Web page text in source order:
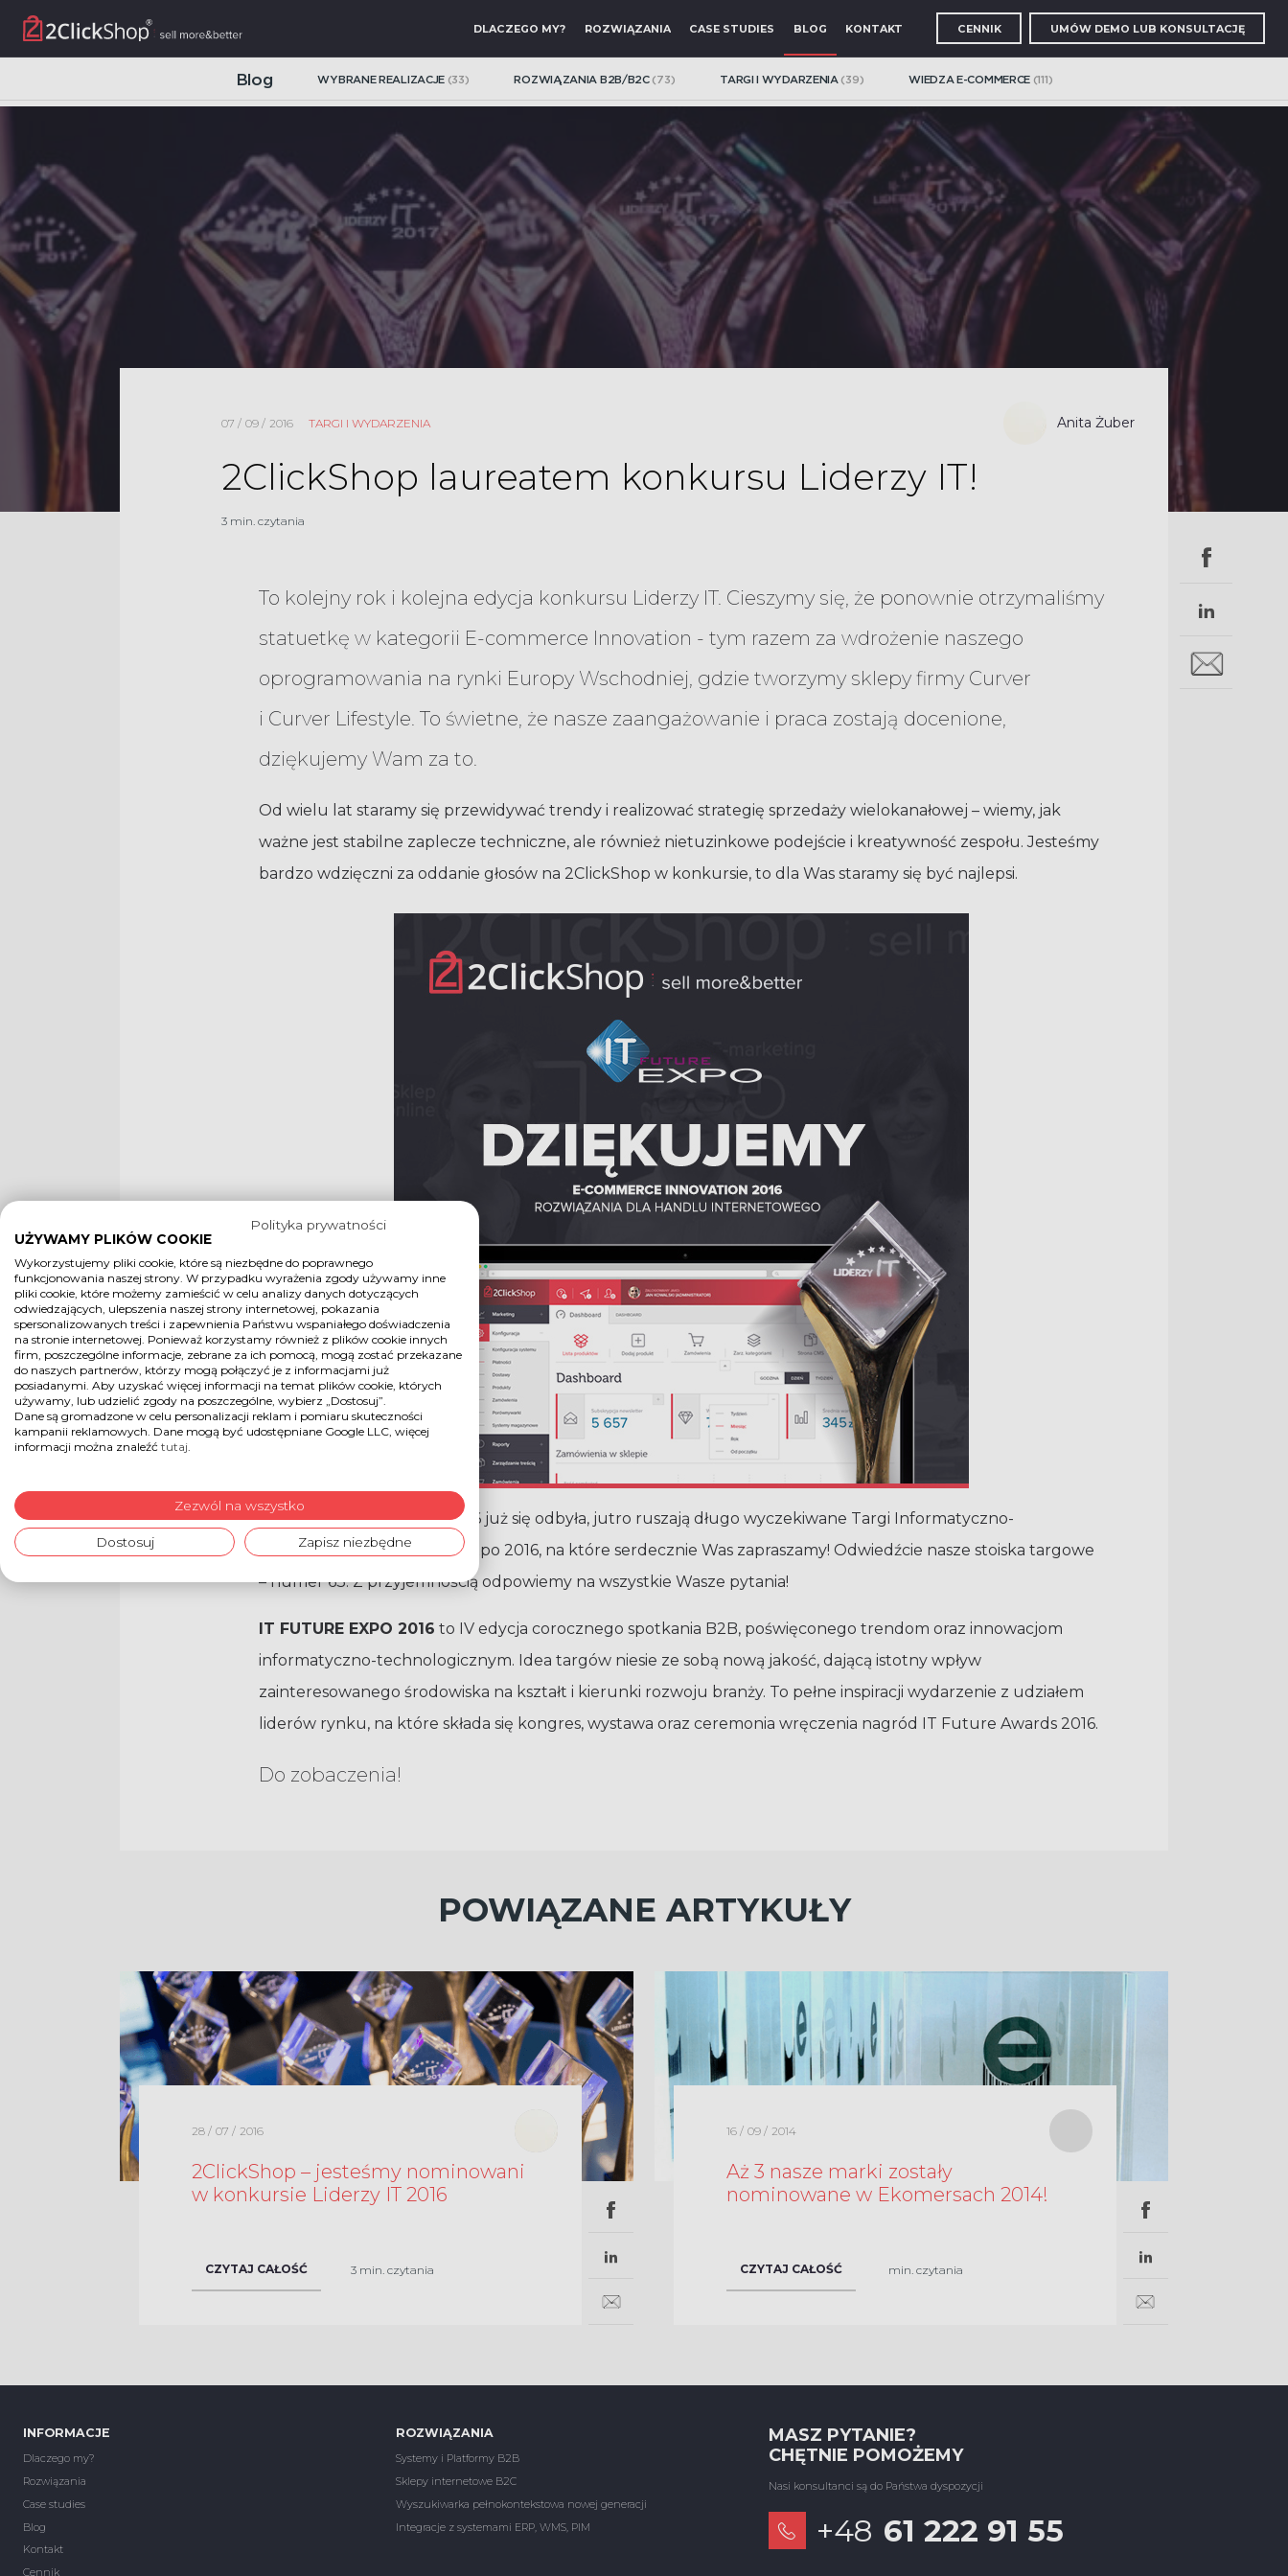
DLACZEGO MY? ROZWIĄZANIA
Inteligentny system wyszukiwarki łączący wyszukiwanie i nawigację kategorii
z filtrowaniem produktów w sklepie.
Automatyzacja i obsługa sprzedaży omnichannel na wielu rynkach w jednym panelu.
INTEGRACJA Z SYSTEMAMI ERP, WMS, PIM
Wydajne, stabilne i bezpieczne integracje, automatyzujące procesy eCommerce
z kluczowymi systemami ERP, PIM, WMS.
NAJNOWSZE CASE STUDY
Platforma B2B
Parfum company
CASE STUDIES BLOG KONTAKT CENNIK UMÓW DEMO LUB KONSULTACJĘ
Blog WYBRANE REALIZACJE (33) ROZWIĄZANIA B2B/B2C (73) TARGI I WYDARZENIA (39) WIEDZA E-COMMERCE (111)
Anita Żuber
07 / 09 / 2016 TARGI I WYDARZENIA
2ClickShop laureatem konkursu Liderzy IT!
3 min. czytania
To kolejny rok i kolejna edycja konkursu Liderzy IT. Cieszymy się, że ponownie otrzymaliśmy
statuetkę w kategorii E-commerce Innovation - tym razem za wdrożenie naszego
oprogramowania na rynki Europy Wschodniej, gdzie tworzymy sklepy firmy Curver
i Curver Lifestyle. To świetne, że nasze zaangażowanie i praca zostają docenione,
dziękujemy Wam za to.
Od wielu lat staramy się przewidywać trendy i realizować strategię sprzedaży wielokanałowej – wiemy, jak
ważne jest stabilne zaplecze techniczne, ale również nietuzinkowe podejście i kreatywność zespołu. Jesteśmy
bardzo wdzięczni za oddanie głosów na 2ClickShop w konkursie, to dla Was staramy się być najlepsi.
Gala IT Future Awards2016 już się odbyła, jutro ruszają długo wyczekiwane Targi Informatyczno-
Technologiczne It Future Expo 2016, na które serdecznie Was zapraszamy! Odwiedźcie nasze stoiska targowe
– numer 63. Z przyjemnością odpowiemy na wszystkie Wasze pytania!
IT FUTURE EXPO 2016 to IV edycja corocznego spotkania B2B, poświęconego trendom oraz innowacjom
informatyczno-technologicznym. Idea targów niesie ze sobą nową jakość, dającą istotny wpływ
zainteresowanego środowiska na kształt i kierunki rozwoju branży. To pełne inspiracji wydarzenie z udziałem
liderów rynku, na które składa się kongres, wystawa oraz ceremonia wręczenia nagród IT Future Awards 2016.
Do zobaczenia!
POWIĄZANE ARTYKUŁY
28 / 07 / 2016
2ClickShop – jesteśmy nominowani
w konkursie Liderzy IT 2016
CZYTAJ CAŁOŚĆ 3 min. czytania
16 / 09 / 2014
Aż 3 nasze marki zostały
nominowane w Ekomersach 2014!
CZYTAJ CAŁOŚĆ min. czytania
INFORMACJE
Dlaczego my?
Rozwiązania
Case studies
Blog
Kontakt
Cennik
ROZWIĄZANIA
Systemy i Platformy B2B
Sklepy internetowe B2C
Wyszukiwarka pełnokontekstowa nowej generacji
Integracje z systemami ERP, WMS, PIM
MASZ PYTANIE?
CHĘTNIE POMOŻEMY
Nasi konsultanci są do Państwa dyspozycji
+48 61 222 91 55
Polityka prywatności
UŻYWAMY PLIKÓW COOKIE
Wykorzystujemy pliki cookie, które są niezbędne do poprawnego
funkcjonowania naszej strony. W przypadku wyrażenia zgody używamy inne
pliki cookie, które możemy zamieścić w celu analizy danych dotyczących
odwiedzających, ulepszenia naszej strony internetowej, pokazania
spersonalizowanych treści i zapewnienia Państwu wspaniałego doświadczenia
na stronie internetowej. Ponieważ korzystamy również z plików cookie innych
firm, poszczególne informacje, zebrane za ich pomocą, mogą zostać przekazane
do naszych partnerów, którzy mogą połączyć je z informacjami już
posiadanymi. Aby uzyskać więcej informacji na temat plików cookie, których
używamy, lub udzielić zgody na poszczególne, wybierz „Dostosuj”.
Dane są gromadzone w celu personalizacji reklam i pomiaru skuteczności
kampanii reklamowych. Dane mogą być udostępniane Google LLC, więcej
informacji można znaleźć tutaj
Zezwól na wszystko
Dostosuj Zapisz niezbędne